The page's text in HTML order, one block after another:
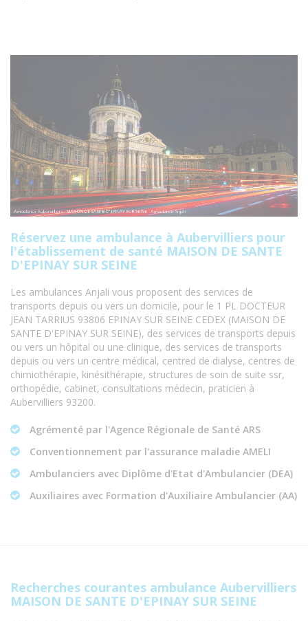
Réservez une ambulance à Aubervilliers pour
l'établissement de santé MAISON DE SANTE
D'EPINAY SUR SEINE
Les ambulances Anjali vous proposent des services de
transports depuis ou vers un domicile, pour le 1 PL DOCTEUR
JEAN TARRIUS 93806 EPINAY SUR SEINE CEDEX (MAISON DE
SANTE D'EPINAY SUR SEINE), des services de transports depuis
ou vers un hôpital ou une clinique, des services de transports
depuis ou vers un centre médical, centred de dialyse, centres de
chimiothérapie, kinésithérapie, structures de soin de suite ssr,
orthopédie, cabinet, consultations médecin, praticien à
Aubervilliers 93200.
Agrémenté par l'Agence Régionale de Santé ARS
Conventionnement par l'assurance maladie AMELI
Ambulanciers avec Diplôme d'Etat d'Ambulancier (DEA)
Auxiliaires avec Formation d'Auxiliaire Ambulancier (AA)
Recherches courantes ambulance Aubervilliers
MAISON DE SANTE D'EPINAY SUR SEINE